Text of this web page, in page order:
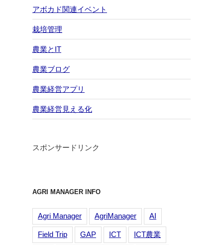
アボカド関連イベント
栽培管理
農業とIT
農業ブログ
農業経営アプリ
農業経営見える化
スポンサードリンク
AGRI MANAGER INFO
Agri Manager AgriManager AI
Field Trip GAP ICT ICT農業